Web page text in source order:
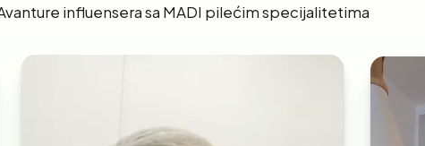
influensera sa MADI pilećim specijalitetima